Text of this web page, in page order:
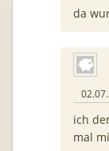
da
ich
mal